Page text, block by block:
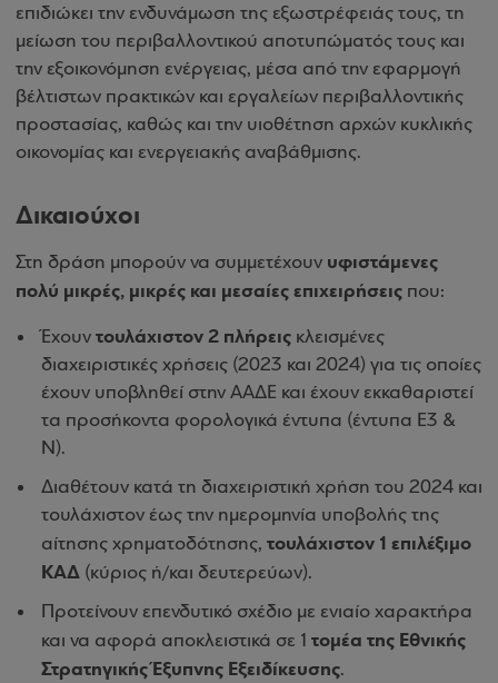
επιδιώκει την ενδυνάμωση της εξωστρέφειάς τους, τη
μείωση του περιβαλλοντικού αποτυπώματός τους και
την εξοικονόμηση ενέργειας, μέσα από την εφαρμογή
βέλτιστων πρακτικών και εργαλείων περιβαλλοντικής
προστασίας, καθώς και την υιοθέτηση αρχών κυκλικής
οικονομίας και ενεργειακής αναβάθμισης.
Δικαιούχοι
Στη δράση μπορούν να συμμετέχουν υφιστάμενες
πολύ μικρές, μικρές και μεσαίες επιχειρήσεις που:
Έχουν τουλάχιστον 2 πλήρεις κλεισμένες
διαχειριστικές χρήσεις (2023 και 2024) για τις οποίες
έχουν υποβληθεί στην ΑΑΔΕ και έχουν εκκαθαριστεί
τα προσήκοντα φορολογικά έντυπα (έντυπα Ε3 &
Ν).
Διαθέτουν κατά τη διαχειριστική χρήση του 2024 και
τουλάχιστον έως την ημερομηνία υποβολής της
αίτησης χρηματοδότησης, τουλάχιστον 1 επιλέξιμο
ΚΑΔ (κύριος ή/και δευτερεύων).
Προτείνουν επενδυτικό σχέδιο με ενιαίο χαρακτήρα
και να αφορά αποκλειστικά σε 1 τομέα της Εθνικής
Στρατηγικής Έξυπνης Εξειδίκευσης.